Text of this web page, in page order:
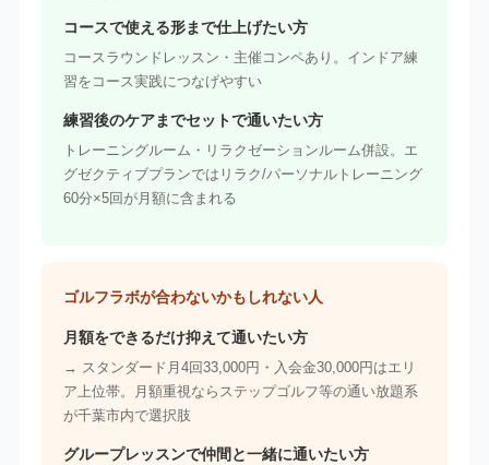
コースで使える形まで仕上げたい方
コースラウンドレッスン・主催コンペあり。インドア練
習をコース実践につなげやすい
練習後のケアまでセットで通いたい方
トレーニングルーム・リラクゼーションルーム併設。エ
グゼクティブプランではリラク/パーソナルトレーニング
60分×5回が月額に含まれる
ゴルフラボが合わないかもしれない人
月額をできるだけ抑えて通いたい方
→ スタンダード月4回33,000円・入会金30,000円はエリ
ア上位帯。月額重視ならステップゴルフ等の通い放題系
が千葉市内で選択肢
グループレッスンで仲間と一緒に通いたい方